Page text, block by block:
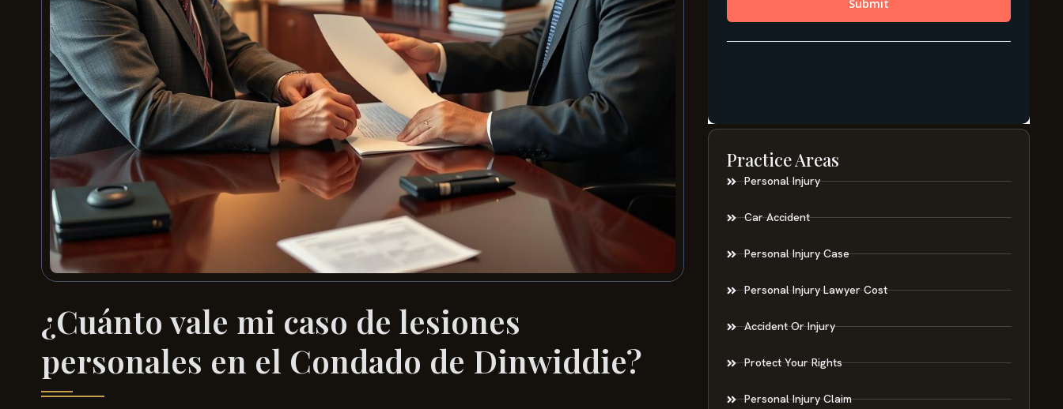
¿Cuánto vale mi caso de lesiones
personales en el Condado de Dinwiddie?
Practice Areas
Personal Injury
Car Accident
Personal Injury Case
Personal Injury Lawyer Cost
Accident Or Injury
Protect Your Rights
Personal Injury Claim